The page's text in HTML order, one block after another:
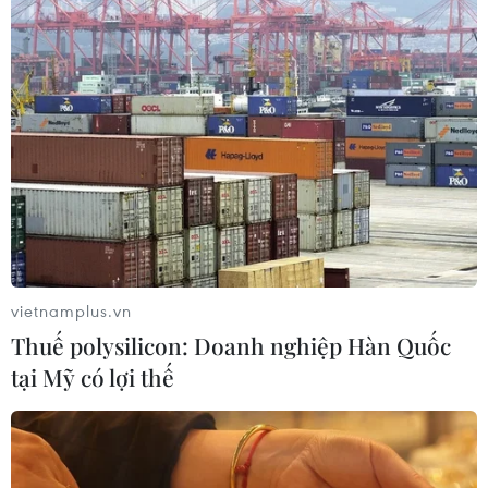
Giao tranh tại Sudan leo thang, hàng
chục dân thường thương vong
31/07/2026 11:24
WTO: Cơ hội lớn để châu Phi tham
gia sâu hơn vào chuỗi giá trị toàn cầu
30/07/2026 15:53
Tổng thống Mỹ: Sự cố cháy tàu ở Ai
Cập có liên quan đến xung đột tại
Trung Đông
30/07/2026 07:38
vietnamplus.vn
Thuế polysilicon: Doanh nghiệp Hàn Quốc
tại Mỹ có lợi thế